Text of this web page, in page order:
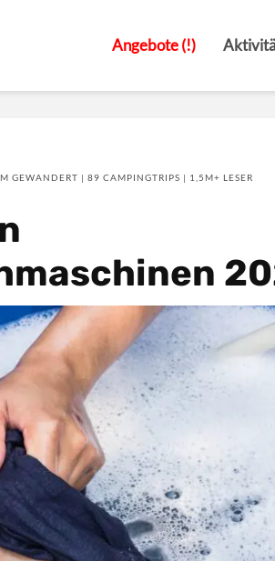
Angebote (!)
GEWANDERT | 89 CAMPINGTRIPS | 1,5M+ LESER